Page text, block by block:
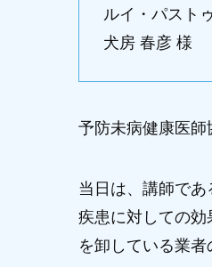
ルイ・パスト
犬房 春彦 様
予防未病健康医師
当日は、講師で
疾患に対しての効
を卸している業者